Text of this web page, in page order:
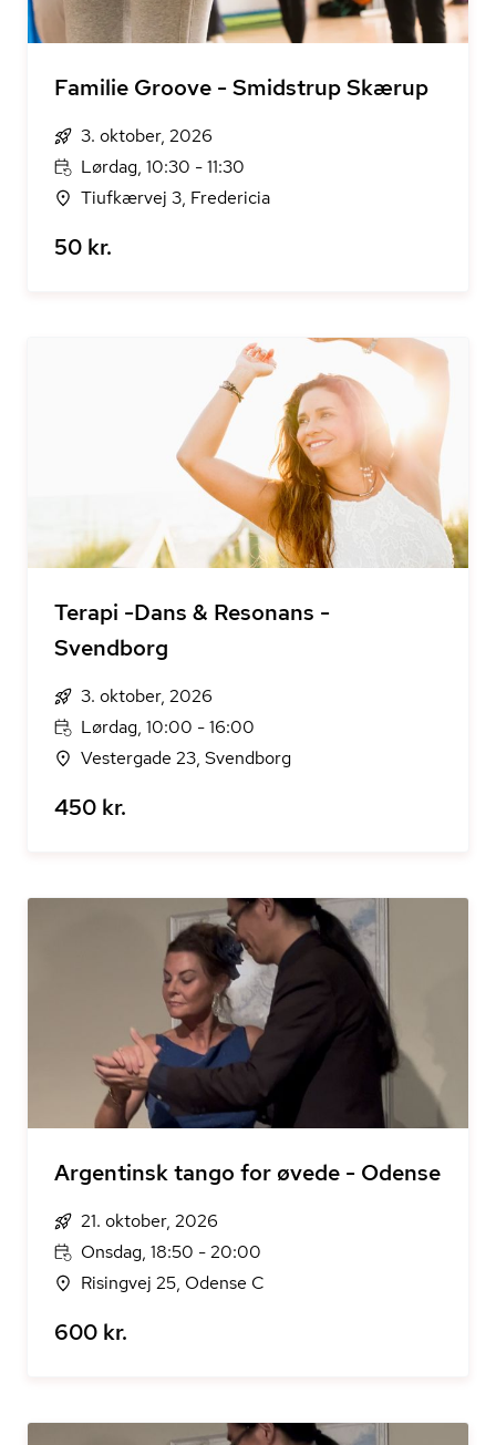
Familie Groove - Smidstrup Skærup
3. oktober, 2026
Lørdag, 10:30 - 11:30
Tiufkærvej 3, Fredericia
50 kr.
Terapi -Dans & Resonans -
Svendborg
3. oktober, 2026
Lørdag, 10:00 - 16:00
Vestergade 23, Svendborg
450 kr.
Argentinsk tango for øvede - Odense
21. oktober, 2026
Onsdag, 18:50 - 20:00
Risingvej 25, Odense C
600 kr.